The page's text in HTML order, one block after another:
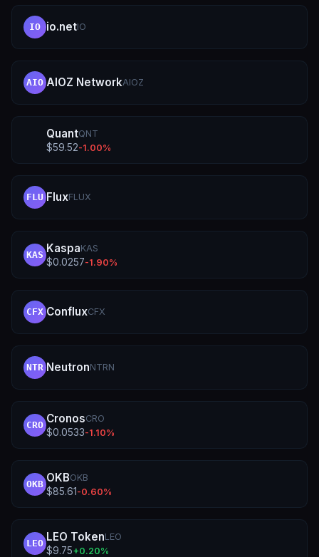
IO io.netIO
AIO AIOZ NetworkAIOZ
QuantQNT
$59.52-1.00%
FLU FluxFLUX
KAS KaspaKAS
$0.0257-1.90%
CFX ConfluxCFX
NTR NeutronNTRN
CRO CronosCRO
$0.0533-1.10%
OKB OKBOKB
$85.61 -0.60%
LEO LEO TokenLEO
$9.75+0.20%